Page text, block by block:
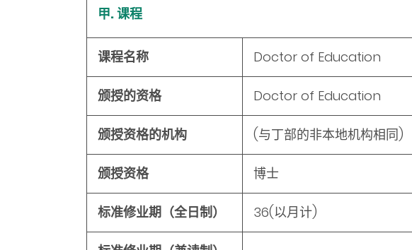
甲. 课程
课程名称 Doctor of Education
颁授的资格 Doctor of Education
颁授资格的机构 (与丁部的非本地机构相同)
颁授资格 博士
标准修业期（全日制） 36(以月计)